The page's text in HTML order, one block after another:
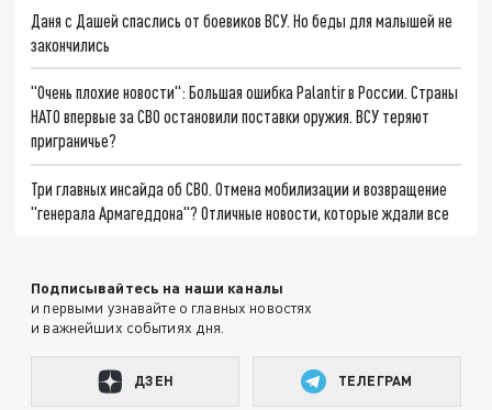
Даня с Дашей спаслись от боевиков ВСУ. Но беды для малышей не
закончились
"Очень плохие новости": Большая ошибка Palantir в России. Страны
НАТО впервые за СВО остановили поставки оружия. ВСУ теряют
приграничье?
Три главных инсайда об СВО. Отмена мобилизации и возвращение
"генерала Армагеддона"? Отличные новости, которые ждали все
Подписывайтесь на наши каналы
и первыми узнавайте о главных новостях
и важнейших событиях дня.
ДЗЕН ТЕЛЕГРАМ